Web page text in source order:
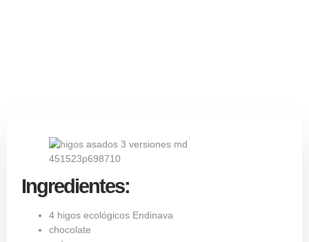
Ingredientes:
4 higos ecológicos Endinava
chocolate